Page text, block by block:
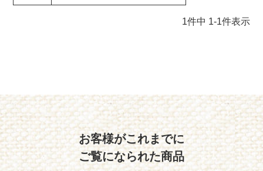
1件中 1-1件表示
お客様がこれまでに
ご覧になられた商品